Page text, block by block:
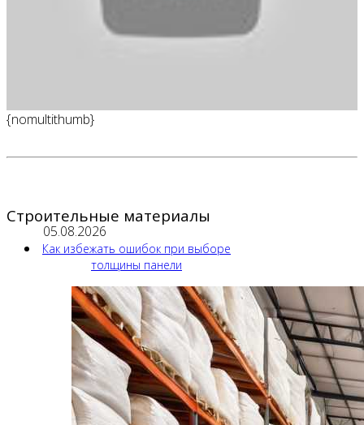
{nomultithumb}
Строительные материалы
05.08.2026
Как избежать ошибок при выборе
толщины панели